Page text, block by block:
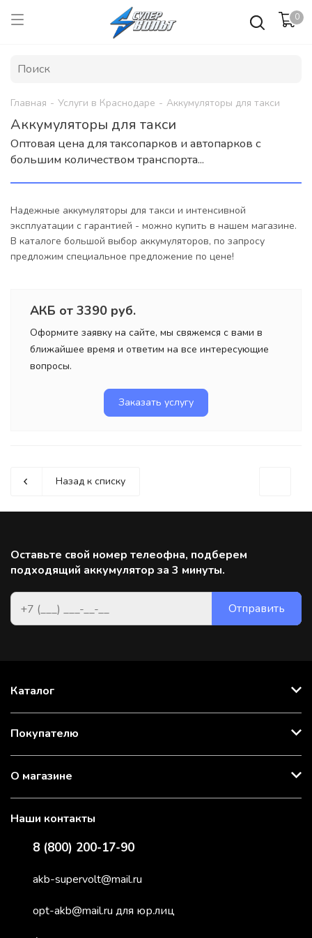
0
Главная - Услуги в Краснодаре - Аккумуляторы для такси
Аккумуляторы для такси
Оптовая цена для таксопарков и автопарков с
большим количеством транспорта...
Надежные аккумуляторы для такси и интенсивной
эксплуатации с гарантией - можно купить в нашем магазине.
В каталоге большой выбор аккумуляторов, по запросу
предложим специальное предложение по цене!
АКБ от 3390 руб.
Оформите заявку на сайте, мы свяжемся с вами в
ближайшее время и ответим на все интересующие
вопросы.
Заказать услугу
Назад к списку
Оставьте свой номер телеофна, подберем
подходящий аккумулятор за 3 минуты.
Каталог
Покупателю
О магазине
Наши контакты
8 (800) 200-17-90
akb-supervolt@mail.ru
opt-akb@mail.ru для юр.лиц